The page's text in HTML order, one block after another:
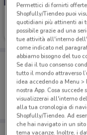
E.ON Energia
Scade il 27/08
Porta
Puoi
salvarle e
dal tuo
Permettici di fornirti
Shopfully/Tiendeo puoi
quotidiani più attinenti ai
possibile grazie ad una
tue attività all'interno
come indicato nel
abbiamo bisogno del tuo
Se dai il tuo consenso
tutto il mondo attraverso
idea accedendo a Menu >
nostra App. Cosa succede
visualizzerai all'interno
alla tua cronologia di
Shopfully/Tiendeo. Ad
che hai navigato in un
tema vacanze. Inoltre, i